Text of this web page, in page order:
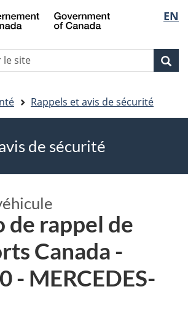
Skip
to
Skip
to
Passer
à
HTML
de
la
EN
Rappels et avis de sécurité
de sécurité
de rappel de
Canada -
- MERCEDES-